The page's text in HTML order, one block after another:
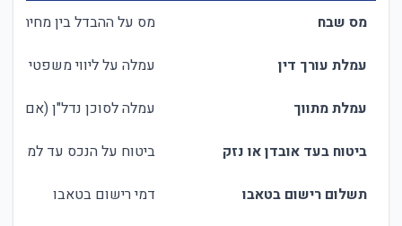
מס שבח
מס על ההבדל בין מחיר
עמלת עורך דין
עמלה על ליווי משפטי של
עמלת מתווך
עמלה לסוכן נדל"ן (אם
ביטוח בעד אובדן או נזק
ביטוח על הנכס עד למסירה
תשלום רישום בטאבו
דמי רישום בטאבו